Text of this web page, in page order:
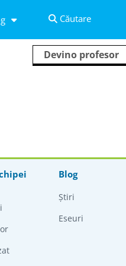
Căutare
Devino profesor
Blog
Știri
Eseuri